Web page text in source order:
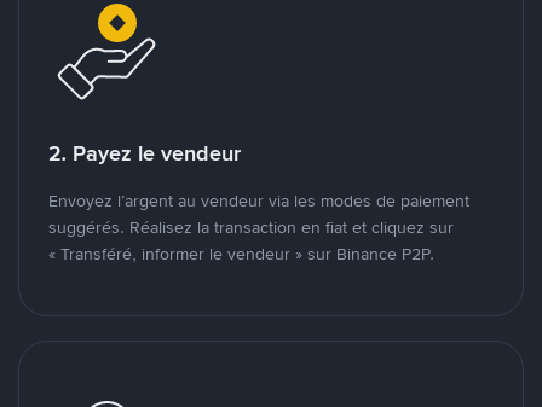
2. Payez le vendeur
Envoyez l’argent au vendeur via les modes de paiement
suggérés. Réalisez la transaction en fiat et cliquez sur
« Transféré, informer le vendeur » sur Binance P2P.